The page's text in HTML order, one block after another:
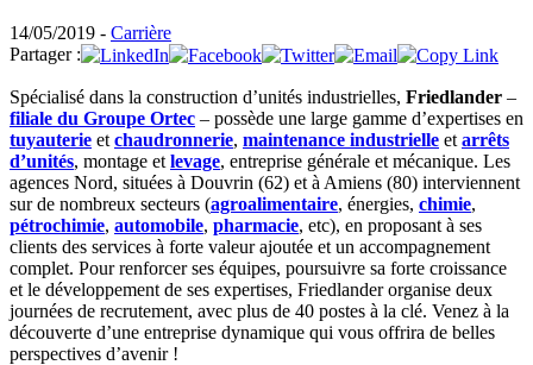
14/05/2019 - Carrière
Partager :
Spécialisé dans la construction d’unités industrielles, Friedlander –
filiale du Groupe Ortec – possède une large gamme d’expertises en
tuyauterie et chaudronnerie, maintenance industrielle et arrêts
d’unités, montage et levage, entreprise générale et mécanique. Les
agences Nord, situées à Douvrin (62) et à Amiens (80) interviennent
sur de nombreux secteurs (agroalimentaire, énergies, chimie,
pétrochimie, automobile, pharmacie, etc), en proposant à ses
clients des services à forte valeur ajoutée et un accompagnement
complet. Pour renforcer ses équipes, poursuivre sa forte croissance
et le développement de ses expertises, Friedlander organise deux
journées de recrutement, avec plus de 40 postes à la clé. Venez à la
découverte d’une entreprise dynamique qui vous offrira de belles
perspectives d’avenir !